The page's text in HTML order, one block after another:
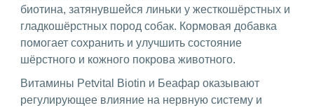
биотина, затянувшейся линьки у жесткошёрстных и
гладкошёрстных пород собак. Кормовая добавка
помогает сохранить и улучшить состояние
шёрстного и кожного покрова животного.
Витамины Petvital Biotin и Беафар оказывают
регулирующее влияние на нервную систему и